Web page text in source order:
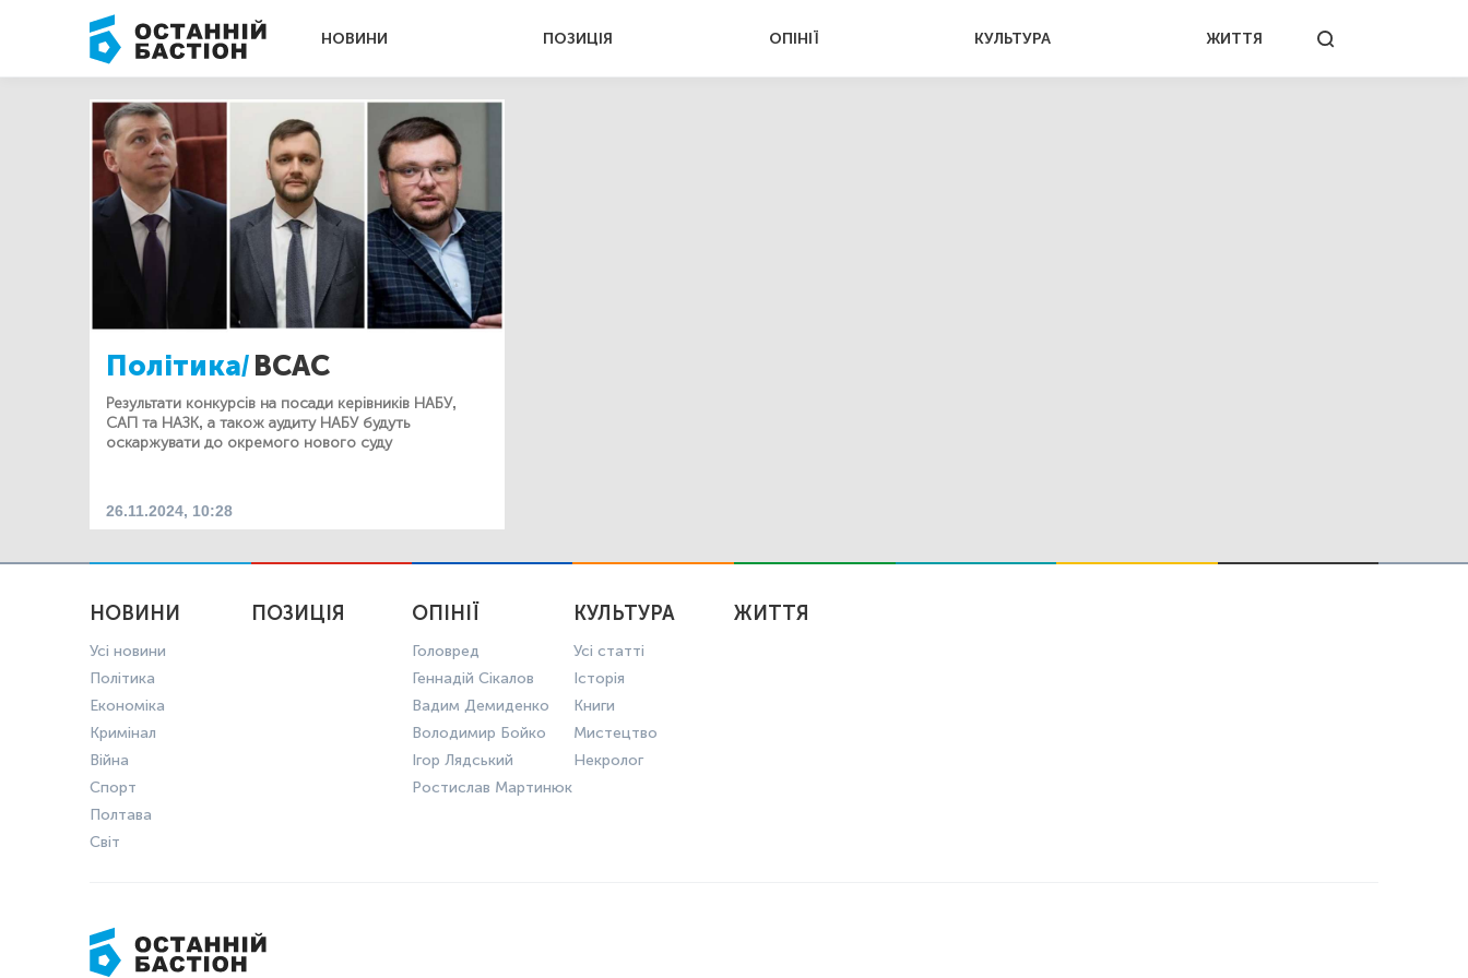
НОВИНИ ПОЗИЦІЯ ОПІНІЇ КУЛЬТУРА ЖИТТЯ
Політика/ВСАС
Результати конкурсів на посади керівників НАБУ,
САП та НАЗК, а також аудиту НАБУ будуть
оскаржувати до окремого нового суду
26.11.2024, 10:28
НОВИНИ
Усі новини
Політика
Економіка
Кримінал
Війна
Спорт
Полтава
Світ
ПОЗИЦІЯ ОПІНІЇ
Головред
Геннадій Сікалов
Вадим Демиденко
Володимир Бойко
Ігор Лядський
Ростислав Мартинюк
КУЛЬТУРА
Усі статті
Історія
Книги
Мистецтво
Некролог
ЖИТТЯ